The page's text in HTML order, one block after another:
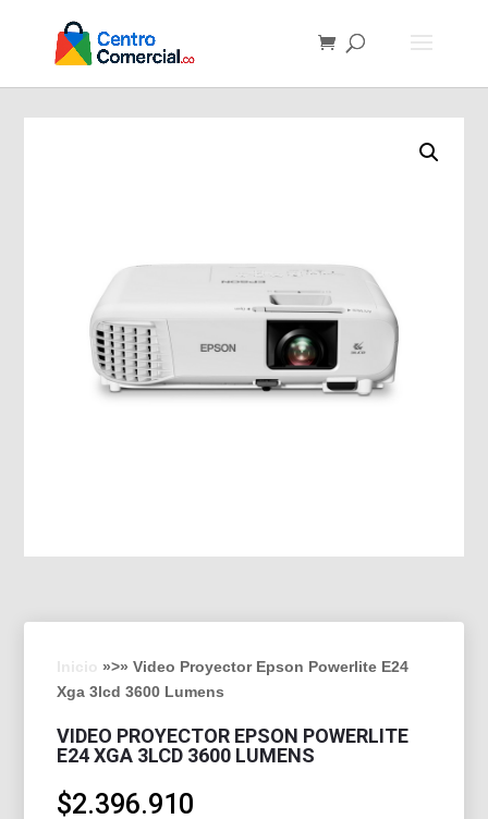
»>» Video Proyector Epson Powerlite E24
Xga 3lcd 3600 Lumens
VIDEO PROYECTOR EPSON POWERLITE
E24 XGA 3LCD 3600 LUMENS
$2.396.910